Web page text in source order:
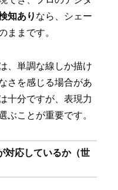
知あり なら、シェー
ままです。
、単調な線しか描け
さを感じる場合があ
十分ですが、表現力
ぶことが重要です。
対応しているか（世